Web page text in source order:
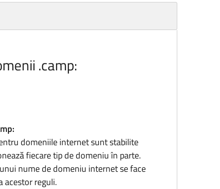
.camp:
domeniile internet sunt stabilite
fiecare tip de domeniu în parte.
nume de domeniu internet se face
acestor reguli.